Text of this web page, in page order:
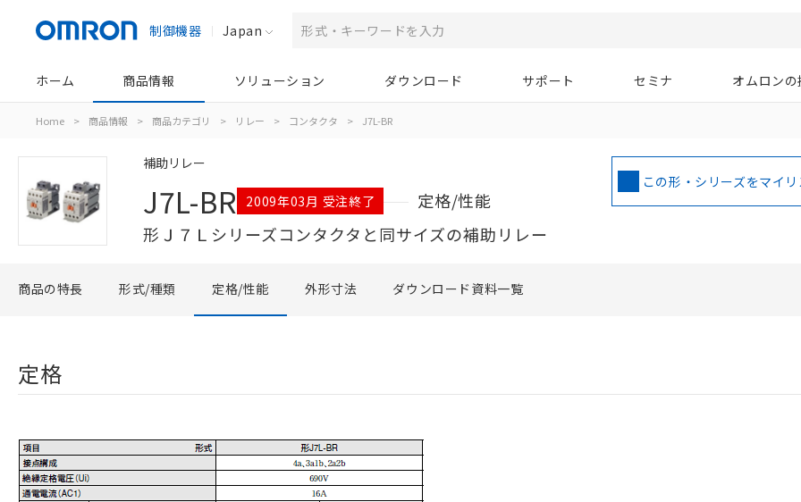
制御機器 Japan
ホーム 商品情報 ソリューション ダウンロード サポート セミナ オムロン
Home > 商品情報 > 商品カテゴリ > リレー > コンタクタ > J7L-BR
補助リレー
J7L-BR 2009年03月 受注終了
定格/性能
形Ｊ７Ｌシリーズコンタクタと同サイズの補助リレー
この形・シリーズをマイ
商品の特長 形式/種類 定格/性能 外形寸法 ダウンロード資料一覧
定格